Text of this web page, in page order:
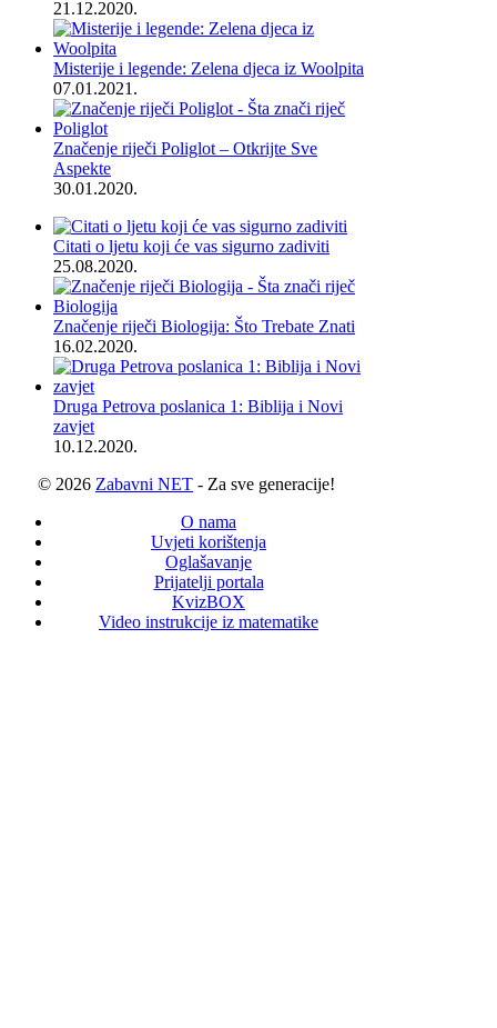
21.12.2020.
Misterije i legende: Zelena djeca iz Woolpita
07.01.2021.
Značenje riječi Poliglot – Otkrijte Sve
Aspekte
30.01.2020.
Citati o ljetu koji će vas sigurno zadiviti
25.08.2020.
Značenje riječi Biologija: Što Trebate Znati
16.02.2020.
Druga Petrova poslanica 1: Biblija i Novi
zavjet
10.12.2020.
© 2026 Zabavni NET - Za sve generacije!
O nama
Uvjeti korištenja
Oglašavanje
Prijatelji portala
KvizBOX
Video instrukcije iz matematike